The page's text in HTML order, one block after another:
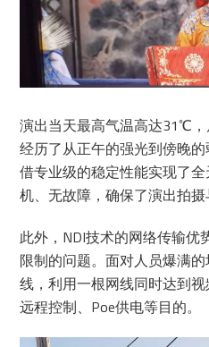
演出当天最高气温高达31℃
经历了从正午的强光到傍晚
借专业级的稳定性能实现了
机、无故障，确保了演出拍摄
此外，NDI技术的网络传输优
限制的问题。面对人员爆满
线，利用一根网线同时达到
远程控制、Poe供电等目的。